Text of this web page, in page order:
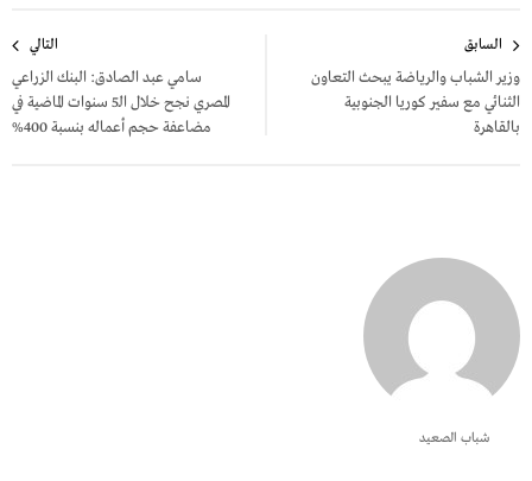
المقالات
السابق
وزير الشباب والرياضة يبحث التعاون
الثنائي مع سفير كوريا الجنوبية
بالقاهرة
التالي
سامي عبد الصادق: البنك الزراعي
المصري نجح خلال الـ5 سنوات الماضية في
مضاعفة حجم أعماله بنسبة 400%
شباب الصعيد